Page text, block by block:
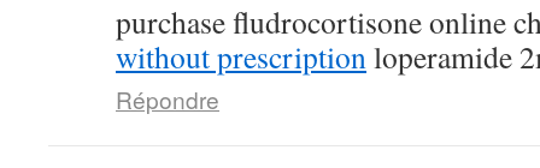
purchase fludrocortisone online
without prescriptionloperamide
Répondre